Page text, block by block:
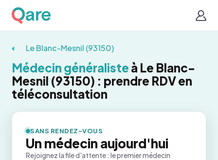
Le Blanc-Mesnil (93150)
Médecin généraliste à Le Blanc-
Mesnil (93150) : prendre RDV en
téléconsultation
SANS RENDEZ-VOUS
Un médecin aujourd'hui
Rejoignez la file d'attente : le premier médecin